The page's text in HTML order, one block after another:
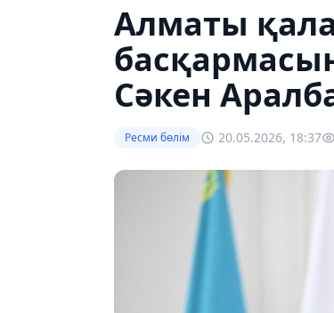
Алматы
Сәкен
Ресми бөлім 20.05.2026, 18:37